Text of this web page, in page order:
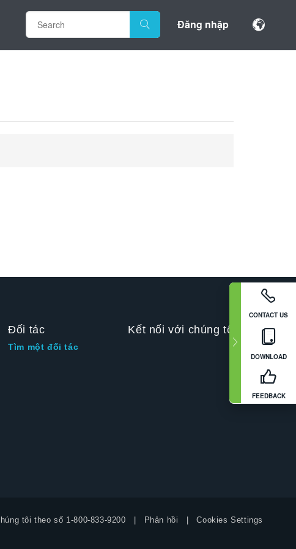
Đăng nhập
CONTACT US
DOWNLOAD
FEEDBACK
Đối tác
Tìm một đối tác
Kết nối với chúng tôi
tôi theo số 1-800-833-9200 Phản hồi Cookies Settings